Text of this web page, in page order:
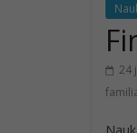
24